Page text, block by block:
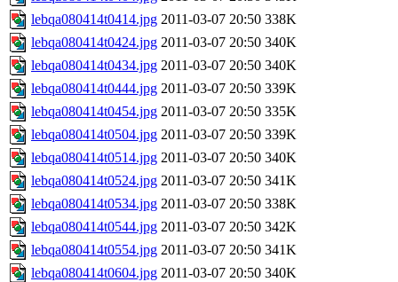
lebqa080414t0414.jpg 2011-03-07 20:50 338K
lebqa080414t0424.jpg 2011-03-07 20:50 340K
lebqa080414t0434.jpg 2011-03-07 20:50 340K
lebqa080414t0444.jpg 2011-03-07 20:50 339K
lebqa080414t0454.jpg 2011-03-07 20:50 335K
lebqa080414t0504.jpg 2011-03-07 20:50 339K
lebqa080414t0514.jpg 2011-03-07 20:50 340K
lebqa080414t0524.jpg 2011-03-07 20:50 341K
lebqa080414t0534.jpg 2011-03-07 20:50 338K
lebqa080414t0544.jpg 2011-03-07 20:50 342K
lebqa080414t0554.jpg 2011-03-07 20:50 341K
lebqa080414t0604.jpg 2011-03-07 20:50 340K